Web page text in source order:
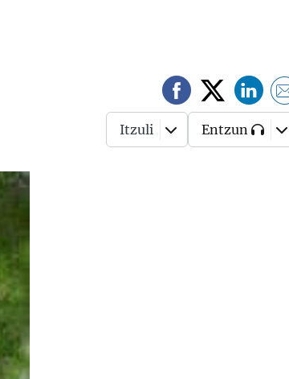
Itzuli Entzun